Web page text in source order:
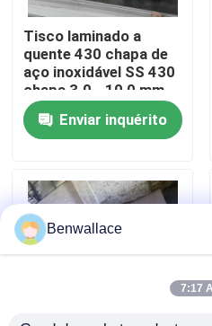
Visita à fábrica
Controle de qualidade
Notícias
Casos
Tisco laminado a
quente 430 chapa de
aço inoxidável SS 430
chapa 3.0 - 10,0 mm
Superfície n.o 1
Enviar inquérito
Benwallace
7:17